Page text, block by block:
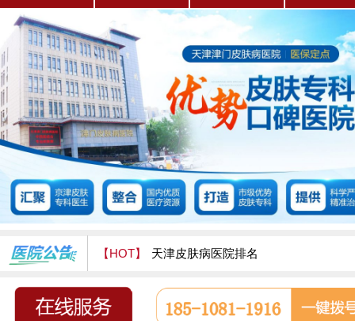
【HOT】 天津皮肤病医院排名
天津津门皮肤病医院怎么样